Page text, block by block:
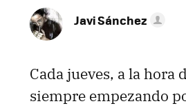
Javi Sánchez
Cada jueves, a la
siempre empezando